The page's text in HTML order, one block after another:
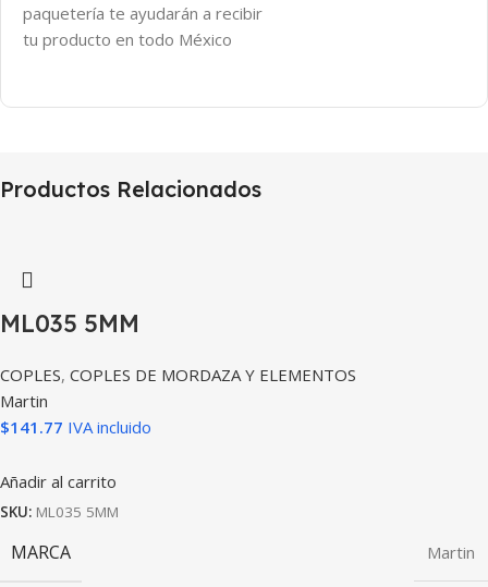
paquetería te ayudarán a recibir
tu producto en todo México
Productos Relacionados
ML035 5MM
COPLES, COPLES DE MORDAZA Y ELEMENTOS
Martin
$141.77 IVA incluido
Añadir al carrito
SKU: ML035 5MM
MARCA Martin